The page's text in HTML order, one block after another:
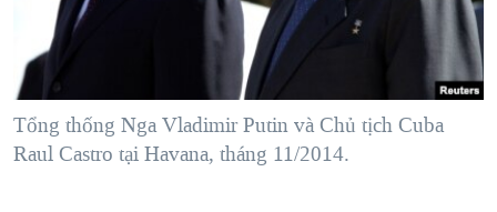
Tổng thống Nga Vladimir Putin và Chủ tịch Cuba
Raul Castro tại Havana, tháng 11/2014.